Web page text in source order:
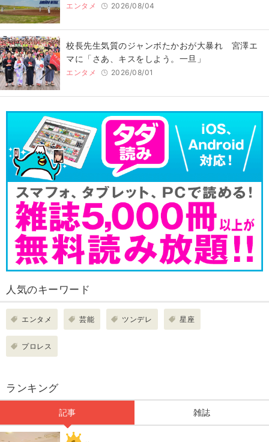
エンタメ 2026/08/04
校長先生気質のジャンボたかおが大暴れ 宮澤エ
マに「さあ、キスをしよう。一旦」
エンタメ 2026/08/01
人気のキーワード
エンタメ 芸能 ツンデレ 星座
プロレス
ランキング
記事 雑誌